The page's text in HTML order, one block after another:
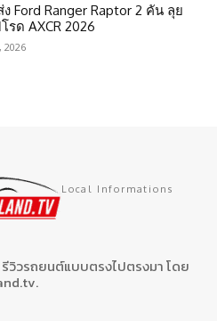
Ford Ranger Raptor 2 คัน ลุย
รด AXCR 2026
2026
Local Informations
รีวิวรถยนต์แบบตรงไปตรงมา โดย